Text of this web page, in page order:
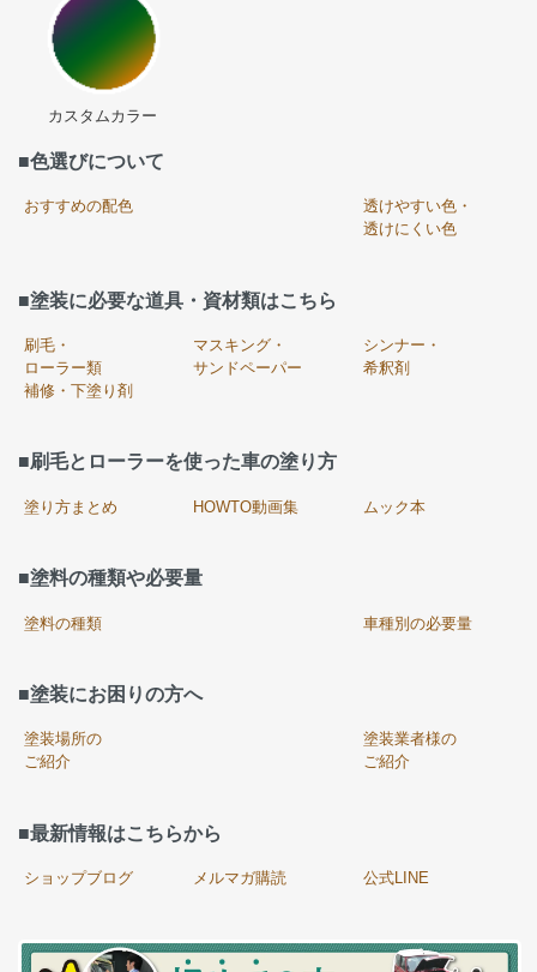
カスタムカラー
■色選びについて
おすすめの配色
透けやすい色・
透けにくい色
■塗装に必要な道具・資材類はこちら
刷毛・
ローラー類
マスキング・
サンドペーパー
シンナー・
希釈剤
補修・下塗り剤
■刷毛とローラーを使った車の塗り方
塗り方まとめ HOWTO動画集 ムック本
■塗料の種類や必要量
塗料の種類 車種別の必要量
■塗装にお困りの方へ
塗装場所の
ご紹介
塗装業者様の
ご紹介
■最新情報はこちらから
ショップブログ メルマガ購読 公式LINE